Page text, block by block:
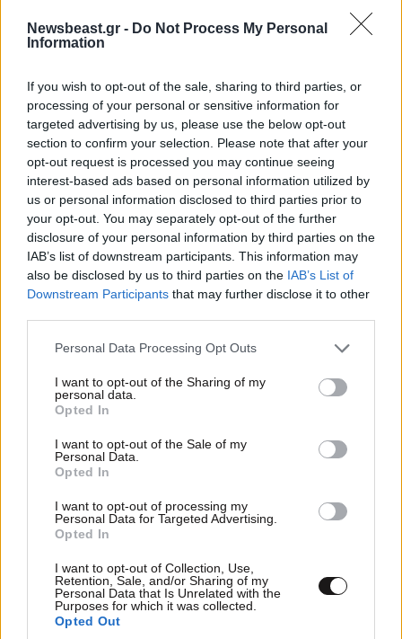
Newsbeast.gr - Do Not Process My Personal
Information
If you wish to opt-out of the sale, sharing to third parties, or
processing of your personal or sensitive information for
targeted advertising by us, please use the below opt-out
section to confirm your selection. Please note that after your
opt-out request is processed you may continue seeing
interest-based ads based on personal information utilized by
us or personal information disclosed to third parties prior to
your opt-out. You may separately opt-out of the further
disclosure of your personal information by third parties on the
IAB’s list of downstream participants. This information may
also be disclosed by us to third parties on the IAB’s List of
Downstream Participants that may further disclose it to other
Please note that this website/app uses one or more Google
not limited to your visit or usage behaviour. You may click to
grant or deny consent to Google and its third-party tags to
use your data for below specified purposes in below Google
consent section.
Personal Data Processing Opt Outs
I want to opt-out of the Sharing of my
personal data.
Opted In
I want to opt-out of the Sale of my
Personal Data.
Opted In
I want to opt-out of processing my
Personal Data for Targeted Advertising.
Opted In
I want to opt-out of Collection, Use,
Retention, Sale, and/or Sharing of my
Personal Data that Is Unrelated with the
Purposes for which it was collected.
Opted Out
βλέμμα σε Ιράν και Ισραήλ – Επί
τάπητος νέες κυρώσεις κατά της
ΠΕΡΙΣΣΟΤΕΡΑ ΑΠΟ ΤΗΝ
ΠΟΛΙΤΙΚΗ